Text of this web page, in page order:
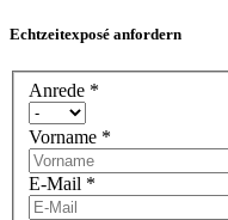
Echtzeitexposé anfordern
Anrede *
Vorname *
E-Mail *